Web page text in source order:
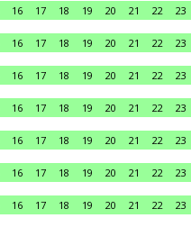
16 17 18 19 20 21 22
23
16 17 18 19 20 21 22
23
16 17 18 19 20 21 22
23
16 17 18 19 20 21 22
23
16 17 18 19 20 21 22
23
16 17 18 19 20 21 22
23
16 17 18 19 20 21 22
23